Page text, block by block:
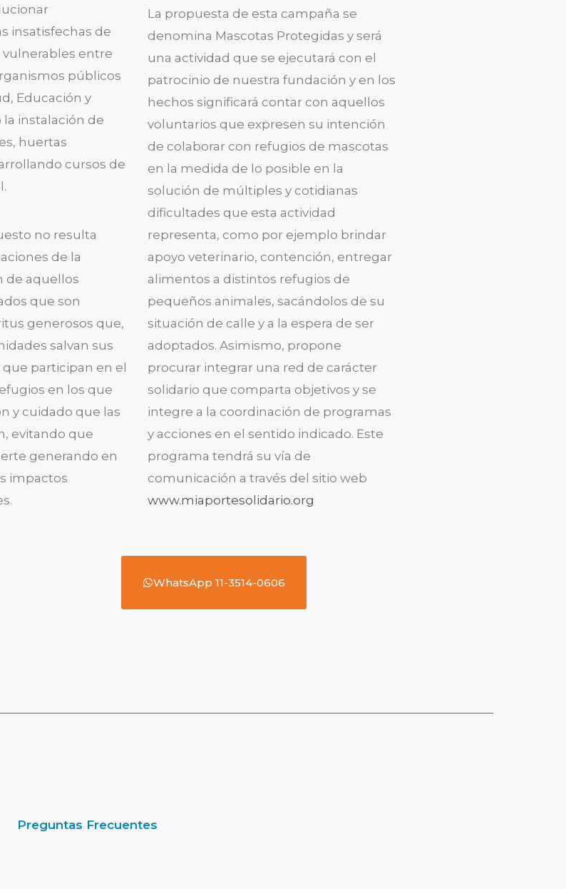
insatisfechas de
entre
públicos
Educación y
instalación de
huertas
cursos de
no resulta
de la
de aquellos
que son
generosos que,
salvan sus
participan en el
en los que
y cuidado que las
evitando que
generando en
impactos
La propuesta de esta campaña se
denomina Mascotas Protegidas y será
una actividad que se ejecutará con el
patrocinio de nuestra fundación y en los
hechos significará contar con aquellos
voluntarios que expresen su intención
de colaborar con refugios de mascotas
en la medida de lo posible en la
solución de múltiples y cotidianas
dificultades que esta actividad
representa, como por ejemplo brindar
apoyo veterinario, contención, entregar
alimentos a distintos refugios de
pequeños animales, sacándolos de su
situación de calle y a la espera de ser
adoptados. Asimismo, propone
procurar integrar una red de carácter
solidario que comparta objetivos y se
integre a la coordinación de programas
y acciones en el sentido indicado. Este
programa tendrá su vía de
comunicación a través del sitio web
www.miaportesolidario.org
WhatsApp 11-3514-0606
Preguntas Frecuentes